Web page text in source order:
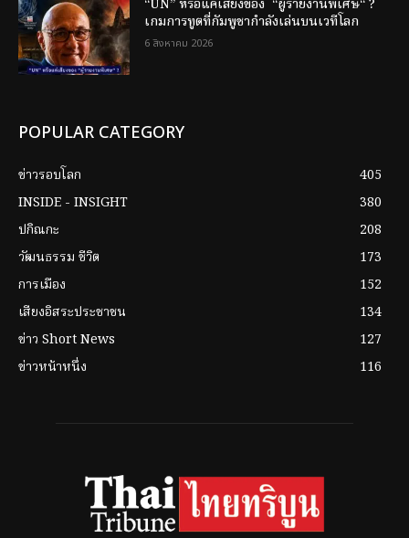
“UN” หรือแค่เสียงของ “ผู้รายงานพิเศษ“ ?
เกมการทูตที่กัมพูชากำลังเล่นบนเวทีโลก
6 สิงหาคม 2026
POPULAR CATEGORY
ข่าวรอบโลก
405
INSIDE - INSIGHT
380
ปกิณกะ
208
วัฒนธรรม ชีวิต
173
การเมือง
152
เสียงอิสระประชาชน
134
ข่าว Short News
127
ข่าวหน้าหนึ่ง
116